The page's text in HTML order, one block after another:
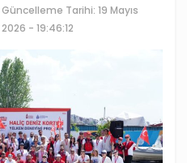
Güncelleme Tarihi: 19 Mayıs
2026 - 19:46:12